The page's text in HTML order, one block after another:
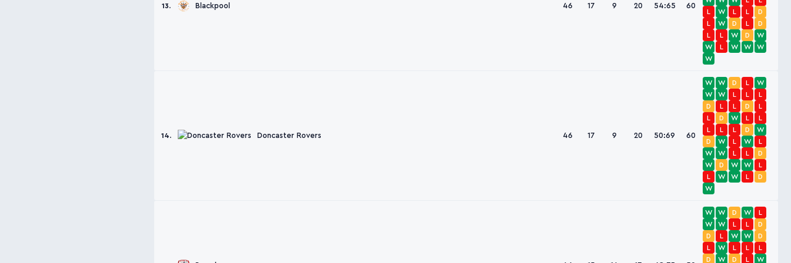
13. Blackpool 46 17 9 20 54:65 60
L
W L L
D
L
W D L
D
L
L W D
W
W
L W W
W
W
14. Doncaster Rovers 46 17 9 20 50:69 60
W W D L
W
W
W L L
L
D
L L D
L
L
D W L
L
L
L L D
W
D
W L W
L
W
W L L
D
W
D W W
L
L
W W L
D
W
W W D W
L
W
W L L
D
D
L W W
D
L
W L L
L
D
W D L W